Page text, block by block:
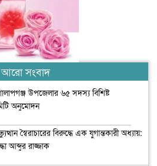
আরো সংবাদ
উপজেলার ৬৫ সদস্য বিশিষ্ট
অনুমোদন
স্বৈরাচারের বিরুদ্ধে এক যুগান্তকারী অধ্যায়:
আব্দুর রাজ্জাক